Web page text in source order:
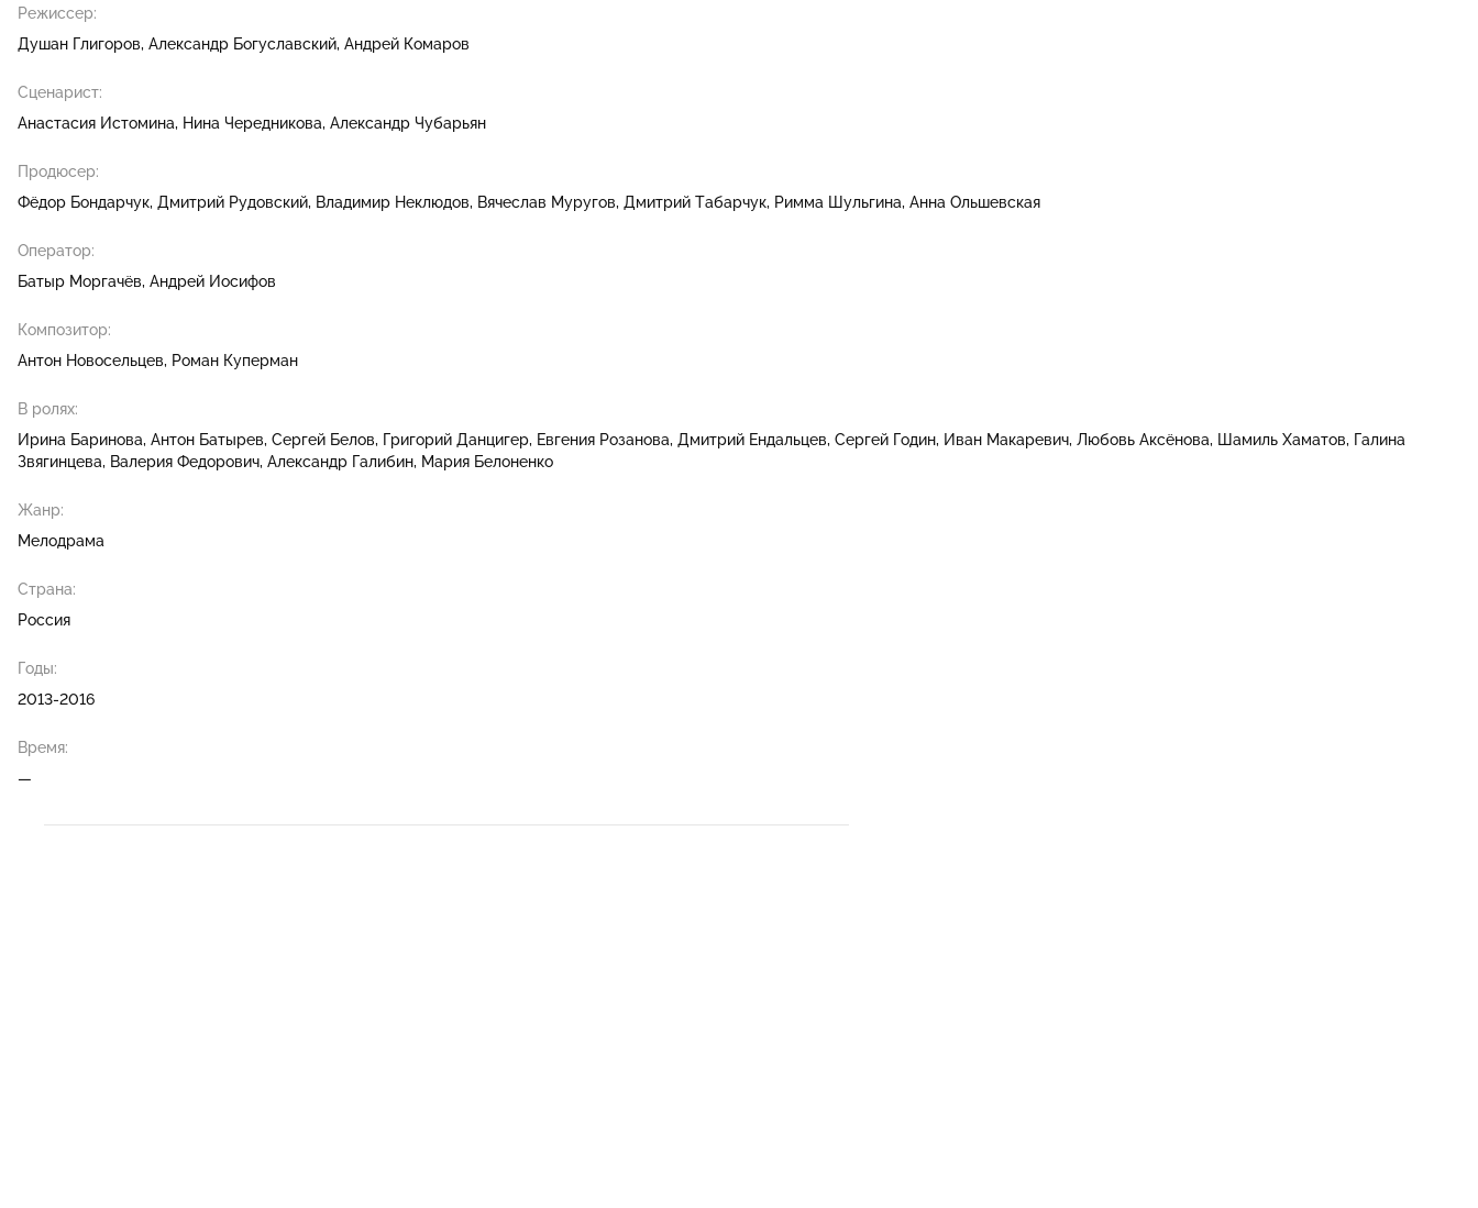
Режиссер:
Душан Глигоров Александр Богуславский Андрей Комаров
Сценарист:
Анастасия Истомина
Нина Чередникова Александр Чубарьян
Продюсер:
Фёдор Бондарчук Дмитрий Рудовский Владимир Неклюдов Вячеслав Муругов Дмитрий Табарчук Римма Шульгина Анна Ольшевская
Оператор:
Батыр Моргачёв Андрей Иосифов
Композитор:
Антон Новосельцев
Роман Куперман
В ролях:
Ирина Баринова Антон Батырев Сергей Белов Григорий Данцигер Евгения Розанова Дмитрий Ендальцев Сергей Годин Иван Макаревич Любовь Аксёнова Шамиль Хаматов
Галина
Звягинцева
Валерия Федорович Александр Галибин Мария Белоненко
Жанр:
Мелодрама
Страна:
Россия
Годы:
2013-2016
Время:
—